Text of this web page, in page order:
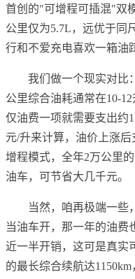
首创的"可增程可插混"双
公里仅为5.7L，远优于同
行和不爱充电喜欢一箱油
我们做一个现实对比
公里综合油耗通常在10-
仅油费一项就需要支出约
元/升来计算，油价上涨
增程模式，全年2万公里
油车，可节省大几千元。
当然，咱再极端一些
当油车开，那一年的油费
近一半开销，这可是真实
的最长综合续航达